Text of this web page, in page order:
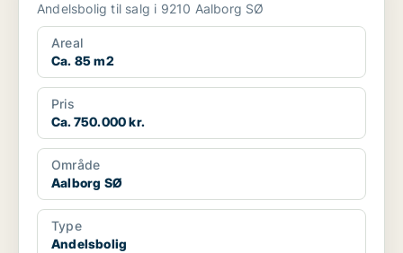
Andelsbolig til salg i 9210 Aalborg SØ
Areal
Ca. 85 m2
Pris
Ca. 750.000 kr.
Område
Aalborg SØ
Type
Andelsbolig